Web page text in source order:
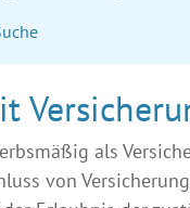
als
von